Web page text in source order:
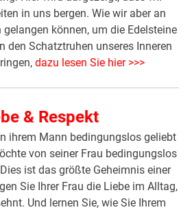
in uns bergen. Wie wir aber an
gelangen können, um die Edelsteine
den Schatztruhen unseres Inneren
dazu lesen Sie hier >>>
& Respekt
ihrem Mann bedingungslos geliebt
von seiner Frau bedingungslos
ist das größte Geheimnis einer
Sie Ihrer Frau die Liebe im Alltag,
Und lernen Sie, wie Sie Ihrem